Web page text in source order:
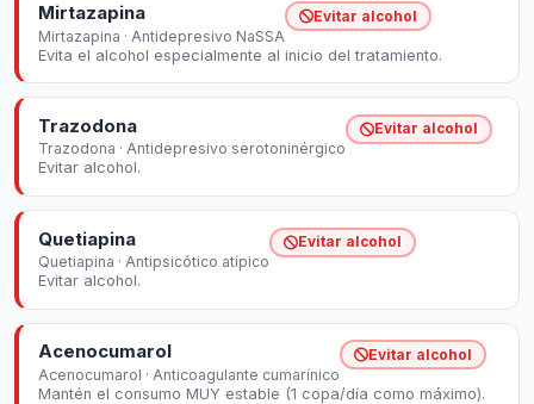
Mirtazapina
Mirtazapina · Antidepresivo NaSSA
Evitar alcohol
Evita el alcohol especialmente al inicio del tratamiento.
Trazodona
Trazodona · Antidepresivo serotoninérgico
Evitar alcohol
Evitar alcohol.
Quetiapina
Quetiapina · Antipsicótico atípico
Evitar alcohol
Evitar alcohol.
Acenocumarol
Acenocumarol · Anticoagulante cumarínico
Evitar alcohol
Mantén el consumo MUY estable (1 copa/día como máximo).